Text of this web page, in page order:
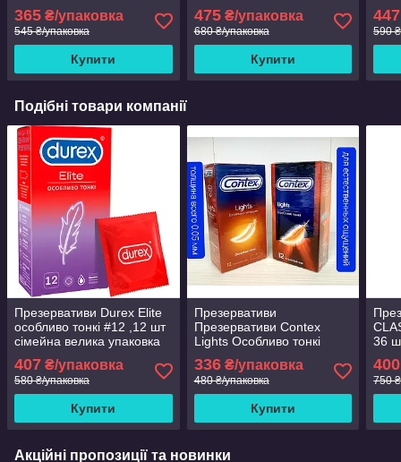
365 ₴/упаковка
545 ₴/упаковка
Купити
# 12 шт.БЕЗЛАТЕКСНЫЕ!
475₴/упаковка
680 ₴/упаковка
Купити
447
590
Подібні товари компанії
Презервативи Durex Elite
особливо тонкі #12 ,12 шт
сімейна велика упаковка
.Сертифікати
407 ₴/упаковка
580 ₴/упаковка
Купити
Презервативи
Презервативи Contex
Lights Особливо тонкі
Особливостями тонків 12
штук. Сертифікати!
336₴/упаковка
480 ₴/упаковка
Купити
36
400
750
Акційні пропозиції та новинки